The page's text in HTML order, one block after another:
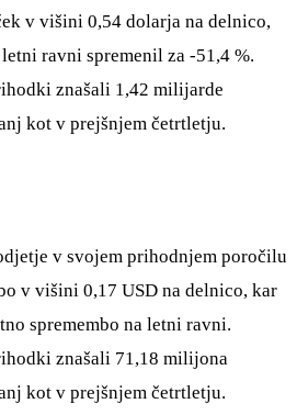
v višini 0,54 dolarja na delnico,
ravni spremenil za -51,4 %.
znašali 1,42 milijarde
kot v prejšnjem četrtletju.
v svojem prihodnjem poročilu
v višini 0,17 USD na delnico, kar
spremembo na letni ravni.
znašali 71,18 milijona
kot v prejšnjem četrtletju.